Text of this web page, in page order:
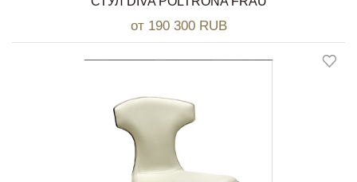
от 190 300 RUB